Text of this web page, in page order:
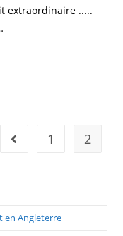
extraordinaire .....
Go to the previous
1 2
en Angleterre